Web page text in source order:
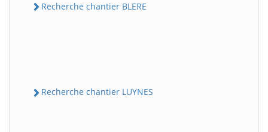
Recherche chantier BLERE
Recherche chantier LUYNES